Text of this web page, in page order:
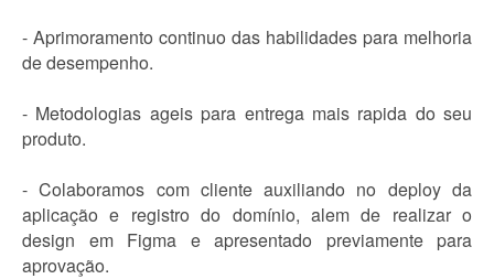
- Aprimoramento continuo das habilidades para melhoria
de desempenho.
- Metodologias ageis para entrega mais rapida do seu
produto.
- Colaboramos com cliente auxiliando no deploy da
aplicação e registro do domínio, alem de realizar o
design em Figma e apresentado previamente para
aprovação.